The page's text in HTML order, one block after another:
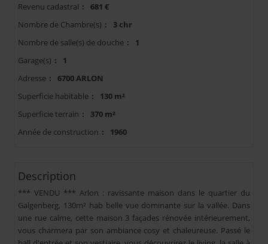
Revenu cadastral :
681 €
Nombre de Chambre(s) :
3 chr
Nombre de salle(s) de douche :
1
Garage(s) :
1
Adresse :
6700 ARLON
Superficie habitable :
130 m²
Superficie terrain :
370 m²
Année de construction : 1960
Description
*** VENDU *** Arlon : ravissante maison dans le quartier du
Galgenberg, 130m² hab belle vue dominante sur la vallée. Dans
une rue calme, cette maison 3 façades rénovée intérieurement,
vous charmera par son ambiance cosy et chaleureuse. Passé le